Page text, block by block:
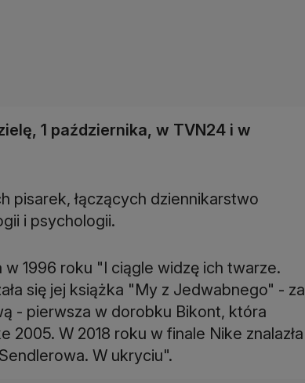
1 października, w TVN24 i w
pisarek, łączących dziennikarstwo
i psychologii.
1996 roku "I ciągle widzę ich twarze.
się jej książka "My z Jedwabnego" - za
- pierwsza w dorobku Bikont, która
2005. W 2018 roku w finale Nike znalazła
W ukryciu".